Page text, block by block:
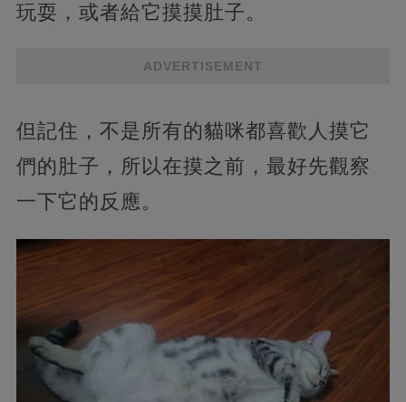
玩耍，或者給它摸摸肚子。
ADVERTISEMENT
但記住，不是所有的貓咪都喜歡人摸它
們的肚子，所以在摸之前，最好先觀察
一下它的反應。